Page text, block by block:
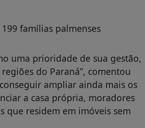
uma prioridade de sua gestão,
do Paraná”, comentou
ampliar ainda mais os
a casa própria, moradores
que residem em imóveis sem